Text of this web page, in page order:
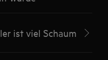
ist viel Schaum